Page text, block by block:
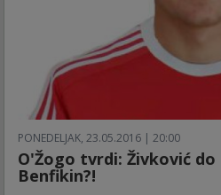
PONEDELJAK, 23.05.2016 | 20:00
O'Žogo tvrdi: Živković
Benfikin?!